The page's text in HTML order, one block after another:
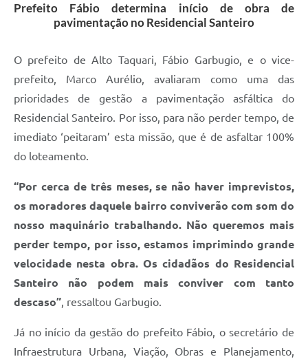
Prefeito Fábio determina início de obra de
pavimentação no Residencial Santeiro
O prefeito de Alto Taquari, Fábio Garbugio, e o vice-
prefeito, Marco Aurélio, avaliaram como uma das
prioridades de gestão a pavimentação asfáltica do
Residencial Santeiro. Por isso, para não perder tempo, de
imediato ‘peitaram’ esta missão, que é de asfaltar 100%
do loteamento.
“Por cerca de três meses, se não haver imprevistos,
os moradores daquele bairro conviverão com som do
nosso maquinário trabalhando. Não queremos mais
perder tempo, por isso, estamos imprimindo grande
velocidade nesta obra. Os cidadãos do Residencial
Santeiro não podem mais conviver com tanto
descaso”, ressaltou Garbugio.
Já no início da gestão do prefeito Fábio, o secretário de
Infraestrutura Urbana, Viação, Obras e Planejamento,